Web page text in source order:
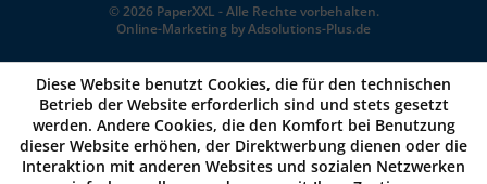
© 2026 PaperXXL - Alle Rechte vorbehalten.
Online-Marketing byAdsolutions-Plus.de
Diese Website benutzt Cookies, die für den technischen
Betrieb der Website erforderlich sind und stets gesetzt
werden. Andere Cookies, die den Komfort bei Benutzung
dieser Website erhöhen, der Direktwerbung dienen oder die
Interaktion mit anderen Websites und sozialen Netzwerken